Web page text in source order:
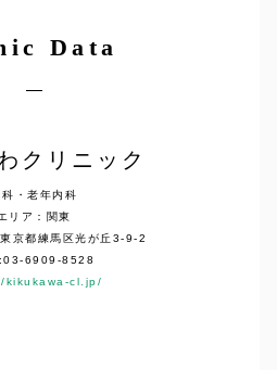
Data
クリニック
科・老年内科
リア：関東
京都練馬区光が丘3-9-2
6909-8528
kikukawa-cl.jp/